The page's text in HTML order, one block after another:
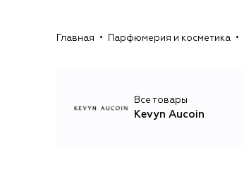
Главная Парфюмерия и косметика
Все товары
Kevyn Aucoin